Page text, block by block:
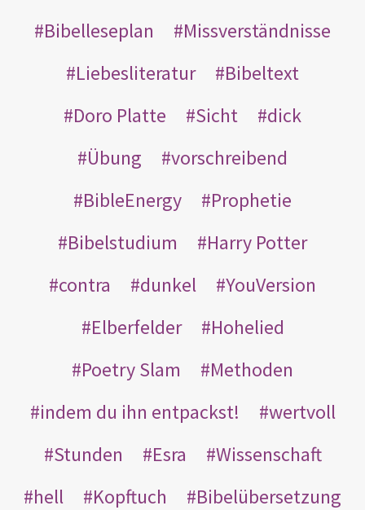
Bibelleseplan
Missverständnisse
Liebesliteratur
Bibeltext
Doro Platte
Sicht
dick
Übung
vorschreibend
BibleEnergy
Prophetie
Bibelstudium
Harry Potter
contra
dunkel
YouVersion
Elberfelder
Hohelied
Poetry Slam
Methoden
indem du ihn entpackst!
wertvoll
Stunden
Esra
Wissenschaft
hell
Kopftuch
Bibelübersetzung